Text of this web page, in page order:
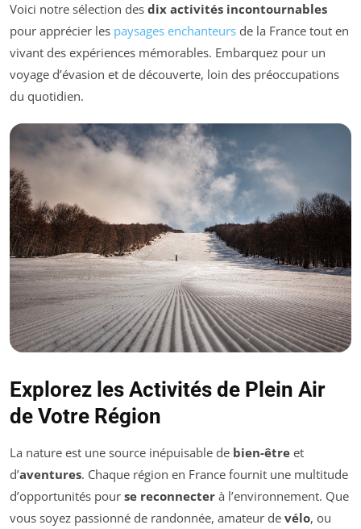
Voici notre sélection des dix activités incontournables
pour apprécier les paysages enchanteurs de la France tout en
vivant des expériences mémorables. Embarquez pour un
voyage d’évasion et de découverte, loin des préoccupations
du quotidien.
Explorez les Activités de Plein Air
de Votre Région
La nature est une source inépuisable de bien-être et
d’aventures. Chaque région en France fournit une multitude
d’opportunités pour se reconnecter à l’environnement. Que
vous soyez passionné de randonnée, amateur de vélo, ou